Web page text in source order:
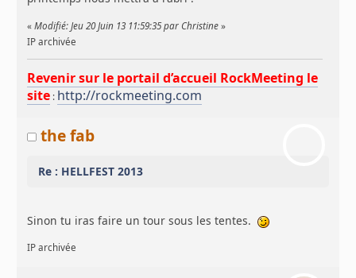
«Modifié: Jeu 20 Juin 13 11:59:35 par Christine »
IP archivée
Revenir sur le portail d’accueil RockMeeting le
site : http://rockmeeting.com
the fab
Re : HELLFEST 2013
Sinon tu iras faire un tour sous les tentes.
IP archivée